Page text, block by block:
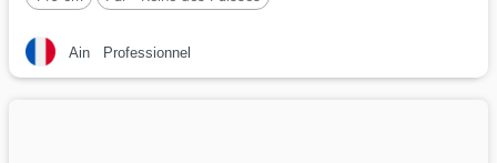
Ain Professionnel